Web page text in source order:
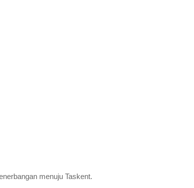
menuju Taskent.